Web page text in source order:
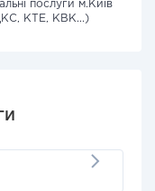
послуги м.Київ
КТЕ, КВК...)